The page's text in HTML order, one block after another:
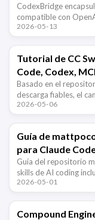
CodexBridge
CodexBridge
compatible con
2026-05-13
Tutorial de CC
Code, Codex,
Basado en el
descarga fiables, el
2026-05-06
Guía de
para Claude
Guía del repositorio
skills de AI coding
2026-05-01
Compound